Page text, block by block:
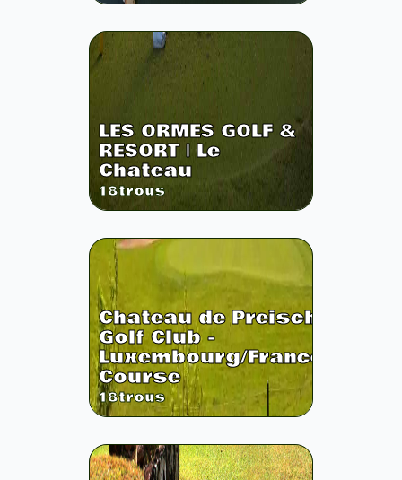
LES ORMES GOLF &
RESORT | Le
Chateau
18trous
Chateau de Preisch
Golf Club -
Luxembourg/France
Course
18trous